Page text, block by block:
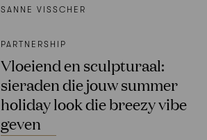
SANNE VISSCHER
PARTNERSHIP
Vloeiend en sculpturaal:
sieraden die jouw summer
holiday look die breezy vibe
geven